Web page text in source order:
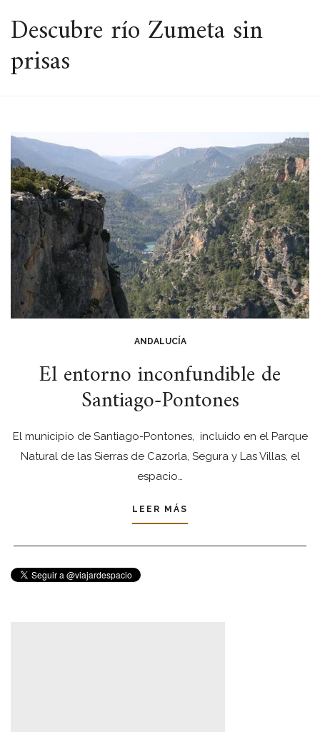
ESPACIO
Descubre río Zumeta sin
prisas
ANDALUCÍA
El entorno inconfundible de
Santiago-Pontones
El municipio de Santiago-Pontones, incluido en el Parque
Natural de las Sierras de Cazorla, Segura y Las Villas, el
espacio…
LEER MÁS